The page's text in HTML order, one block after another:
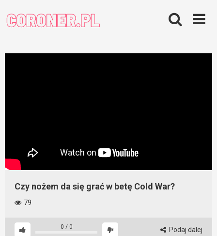
content
Czy nożem da się grać w betę Cold War?
79
0 / 0 Podaj dalej